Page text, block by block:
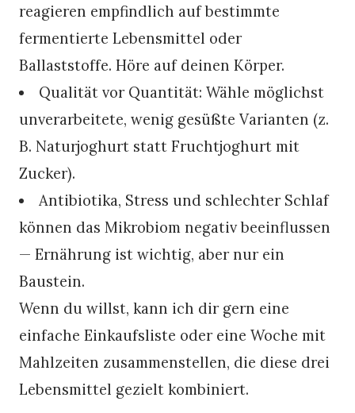
reagieren empfindlich auf bestimmte
fermentierte Lebensmittel oder
Ballaststoffe. Höre auf deinen Körper.
Qualität vor Quantität: Wähle möglichst
unverarbeitete, wenig gesüßte Varianten (z.
B. Naturjoghurt statt Fruchtjoghurt mit
Zucker).
Antibiotika, Stress und schlechter Schlaf
können das Mikrobiom negativ beeinflussen
— Ernährung ist wichtig, aber nur ein
Baustein.
Wenn du willst, kann ich dir gern eine
einfache Einkaufsliste oder eine Woche mit
Mahlzeiten zusammenstellen, die diese drei
Lebensmittel gezielt kombiniert.